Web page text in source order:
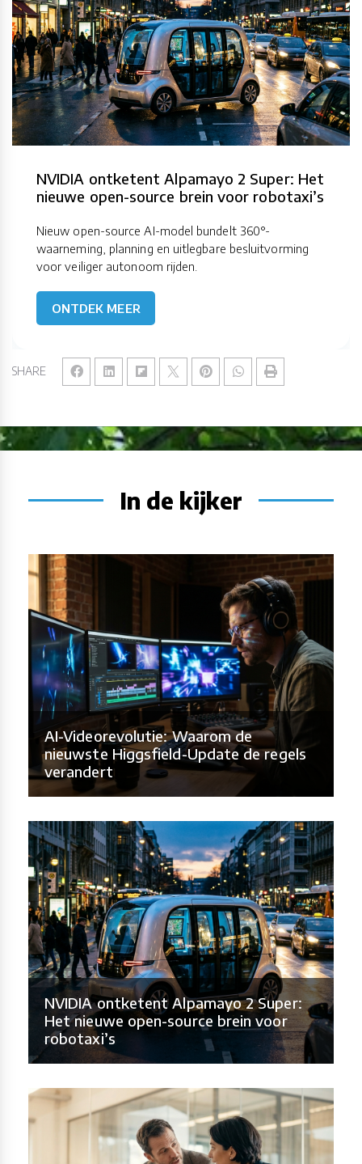
SHARE
NVIDIA ontketent Alpamayo 2 Super: Het
nieuwe open-source brein voor robotaxi’s
Nieuw open-source AI-model bundelt 360°-
waarneming, planning en uitlegbare besluitvorming
voor veiliger autonoom rijden.
ONTDEK MEER
In de kijker
AI-Videorevolutie: Waarom de
nieuwste Higgsfield-Update de regels
verandert
NVIDIA ontketent Alpamayo 2 Super:
Het nieuwe open-source brein voor
robotaxi’s